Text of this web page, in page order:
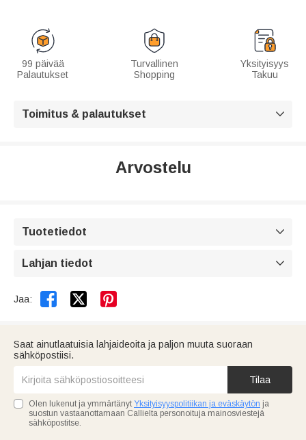
99 päivää
Palautukset
Turvallinen
Shopping
Yksityisyys
Takuu
Toimitus & palautukset 
Arvostelu
Tuotetiedot 
Lahjan tiedot 
Jaa:  
Saat ainutlaatuisia lahjaideoita ja paljon muuta suoraan
sähköpostiisi.
Tilaa
Olen lukenut ja ymmärtänyt Yksityisyyspolitiikan ja eväskäytön ja
suostun vastaanottamaan Callielta personoituja mainosviestejä
sähköpostitse.